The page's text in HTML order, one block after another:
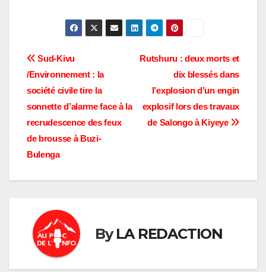
Navigation
de
l’article
Rutshuru : deux morts et
dix blessés dans
l’explosion d’un engin
explosif lors des travaux
de Salongo à Kiyeye
Sud-Kivu
/Environnement : la
société civile tire la
sonnette d’alarme face à la
recrudescence des feux
de brousse à Buzi-
Bulenga
ByLA REDACTION